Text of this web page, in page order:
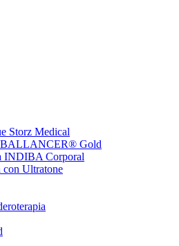
Storz Medical
BALLANCER® Gold
INDIBA Corporal
con Ultratone